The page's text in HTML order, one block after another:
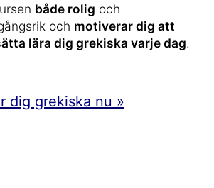
både rolig och
och motiverar dig att
lära dig grekiska varje dag.
dig grekiska nu »